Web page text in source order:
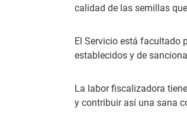
calidad de las semillas
El Servicio está facultado
establecidos y de
La labor fiscalizadora
y contribuir así una sana